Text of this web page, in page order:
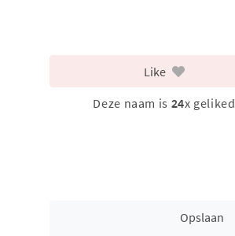
Like
Deze naam is 24x geliked
Opslaan